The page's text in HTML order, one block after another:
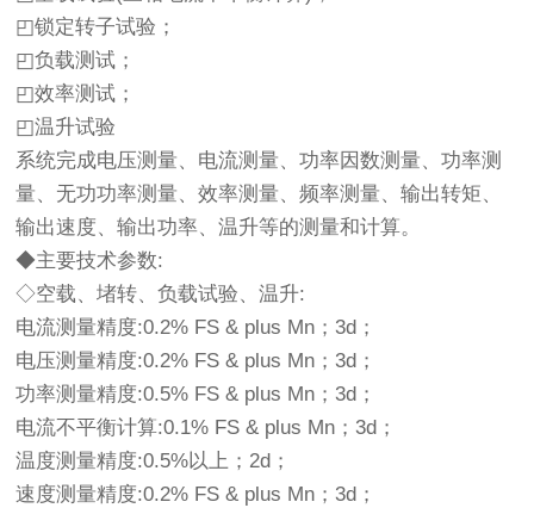
◰锁定转子试验；
◰负载测试；
◰效率测试；
◰温升试验
系统完成电压测量、电流测量、功率因数测量、功率测
量、无功功率测量、效率测量、频率测量、输出转矩、
输出速度、输出功率、温升等的测量和计算。
◆主要技术参数:
◇空载、堵转、负载试验、温升:
电流测量精度:0.2% FS & plus Mn；3d；
电压测量精度:0.2% FS & plus Mn；3d；
功率测量精度:0.5% FS & plus Mn；3d；
电流不平衡计算:0.1% FS & plus Mn；3d；
温度测量精度:0.5%以上；2d；
速度测量精度:0.2% FS & plus Mn；3d；